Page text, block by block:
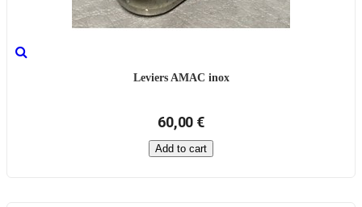
Leviers AMAC inox
60,00 €
Add to cart